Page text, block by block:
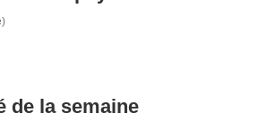
de la semaine